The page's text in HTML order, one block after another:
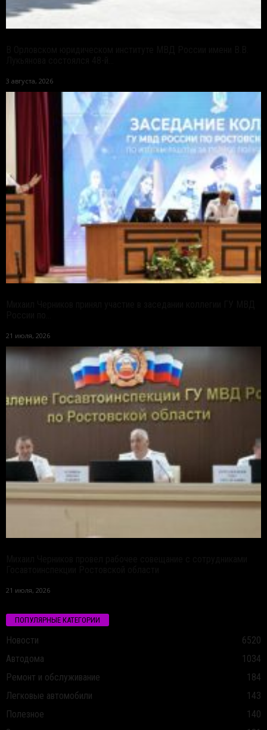
3 августа, 2026
21 июля, 2026
21 июля, 2026
ПОПУЛЯРНЫЕ КАТЕГОРИИ
Новости
6520
Автодома
1034
Ремонт и обслуживание
184
Легковые автомобили
143
Полезное
140